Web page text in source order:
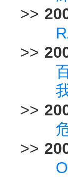
>>
>>
>>
>>